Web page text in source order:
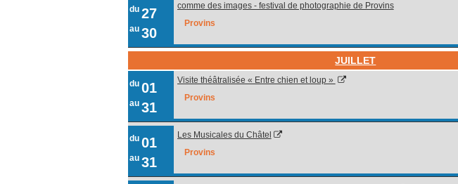
du 27
au 30
comme des images - festival de photographie de Provins
Provins
JUILLET
du 01
au 31
Visite théâtralisée « Entre chien et loup »
Provins
du 01
au 31
Les Musicales du Châtel
Provins